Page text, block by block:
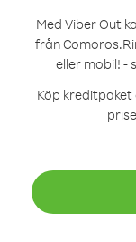
Med Viber Out
från Comoros.
eller mobil! -
Köp